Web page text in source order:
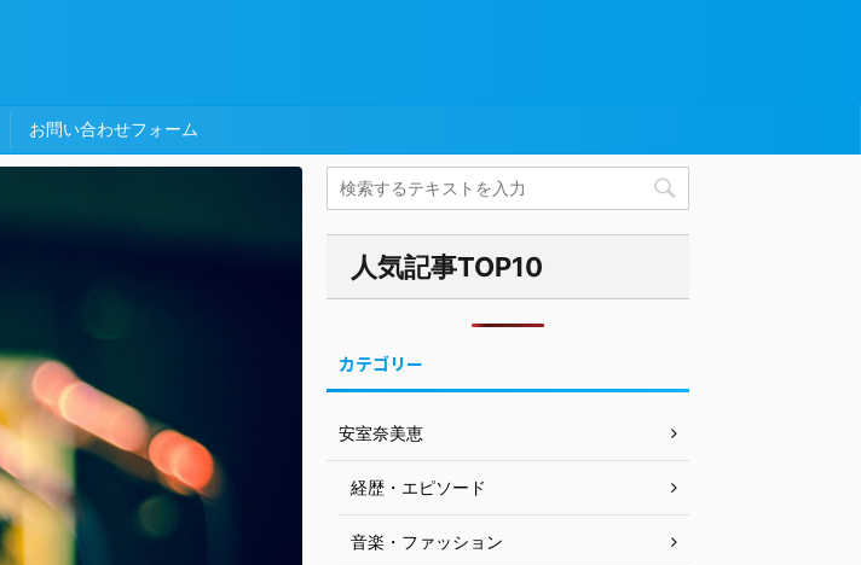
お問い合わせフォーム
人気記事TOP10
カテゴリー
安室奈美恵
経歴・エピソード
音楽・ファッション